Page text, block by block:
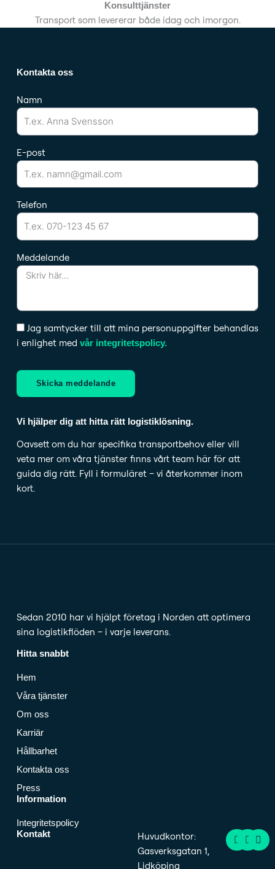
Konsulttjänster
Transport som levererar både idag och imorgon.
Kontakta oss
Namn
E-post
Telefon
Meddelande
Jag samtycker till att mina personuppgifter behandlas
i enlighet med vår integritetspolicy.
Skicka meddelande
Vi hjälper dig att hitta rätt logistiklösning.
Oavsett om du har specifika transportbehov eller vill
veta mer om våra tjänster finns vårt team här för att
guida dig rätt. Fyll i formuläret – vi återkommer inom
kort.
Sedan 2010 har vi hjälpt företag i Norden att optimera
sina logistikflöden – i varje leverans.
Hitta snabbt
Hem
Våra tjänster
Om oss
Karriär
Hållbarhet
Kontakta oss
Press
Information
Integritetspolicy
Kontakt
Huvudkontor:
Gasverksgatan 1,
Lidköping
F
a
c
I
n
s
L
i
n